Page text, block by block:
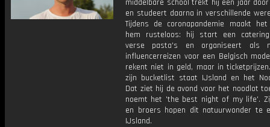
middelbare school trekt hij een jaar
en studeert daarna in verschillende
Tijdens de coronapandemie maakt
hem rusteloos: hij start een
verse pasta's en organiseert als
influencerreizen voor een Belgisch
rekent niet in geld, maar in
zijn bucketlist staat IJsland en het
Dat ziet hij de avond voor het noodlot
noemt het 'the best night of my life'.
en broers hopen dit natuurwonder te
IJsland.